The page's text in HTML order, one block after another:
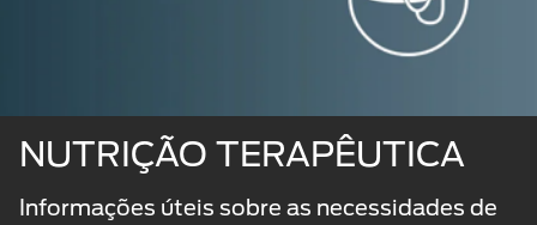
NUTRIÇÃO TERAPÊUTICA
Informações úteis sobre as necessidades de